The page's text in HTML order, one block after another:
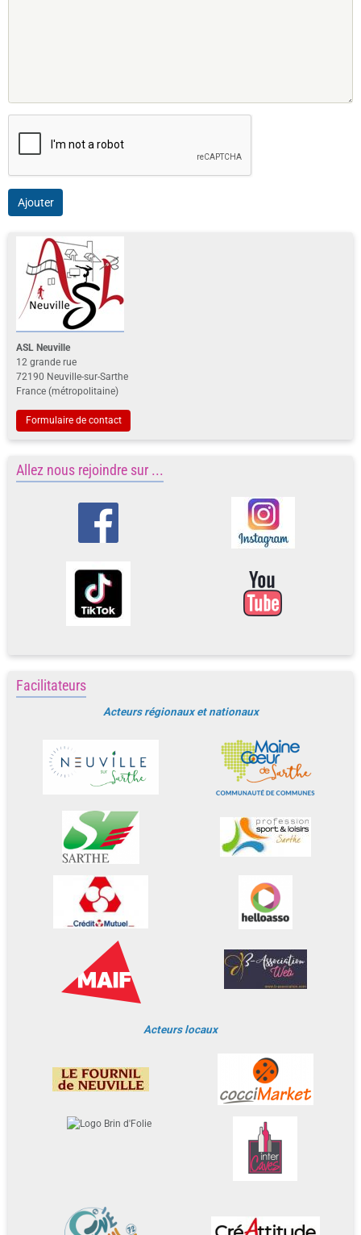
Ajouter
ASL Neuville
12 grande rue
72190 Neuville-sur-Sarthe
France (métropolitaine)
Formulaire de contact
Allez nous rejoindre sur ...
Facilitateurs
Acteurs régionaux et nationaux
Acteurs locaux